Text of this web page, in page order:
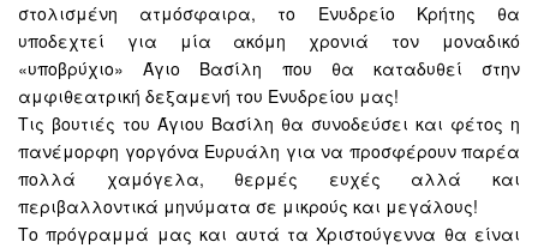
στολισμένη ατμόσφαιρα, το Ενυδρείο Κρήτης θα
υποδεχτεί για μία ακόμη χρονιά τον μοναδικό
«υποβρύχιο» Άγιο Βασίλη που θα καταδυθεί στην
αμφιθεατρική δεξαμενή του Ενυδρείου μας!
Τις βουτιές του Άγιου Βασίλη θα συνοδεύσει και φέτος η
πανέμορφη γοργόνα Ευρυάλη για να προσφέρουν παρέα
πολλά χαμόγελα, θερμές ευχές αλλά και
περιβαλλοντικά μηνύματα σε μικρούς και μεγάλους!
Το πρόγραμμά μας και αυτά τα Χριστούγεννα θα είναι